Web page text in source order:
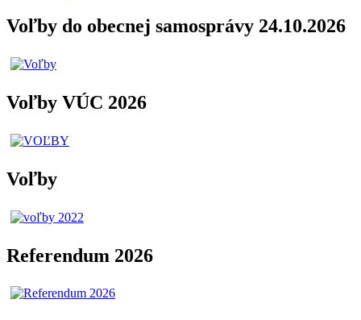
Voľby do obecnej samosprávy 24.10.2026
Voľby VÚC 2026
Voľby
Referendum 2026